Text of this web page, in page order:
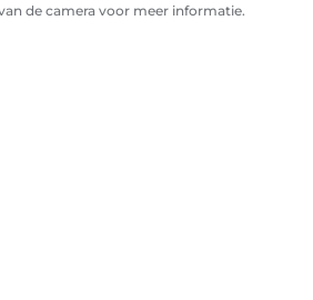
de camera voor meer informatie.